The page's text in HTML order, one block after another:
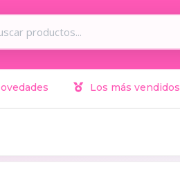
Los más vendidos